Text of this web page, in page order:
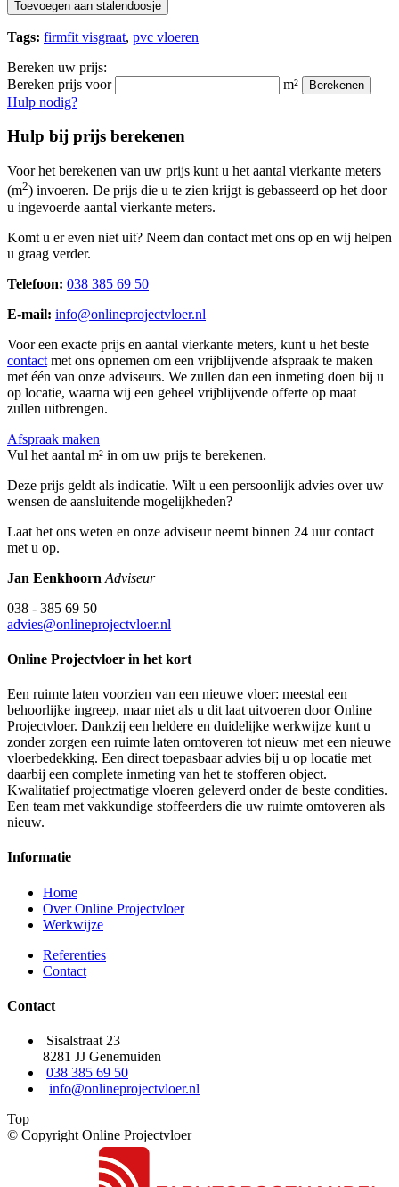
Toevoegen aan stalendoosje
Tags: firmfit visgraat, pvc vloeren
Bereken uw prijs:
Bereken prijs voor
m² Berekenen
Hulp nodig?
Hulp bij prijs berekenen
Voor het berekenen van uw prijs kunt u het aantal vierkante meters
(m2) invoeren. De prijs die u te zien krijgt is gebasseerd op het door
u ingevoerde aantal vierkante meters.
Komt u er even niet uit? Neem dan contact met ons op en wij helpen
u graag verder.
Telefoon: 038 385 69 50
E-mail: info@onlineprojectvloer.nl
Voor een exacte prijs en aantal vierkante meters, kunt u het beste
contact met ons opnemen om een vrijblijvende afspraak te maken
met één van onze adviseurs. We zullen dan een inmeting doen bij u
op locatie, waarna wij een geheel vrijblijvende offerte op maat
zullen uitbrengen.
Afspraak maken
Vul het aantal m² in om uw prijs te berekenen.
Deze prijs geldt als indicatie. Wilt u een persoonlijk advies over uw
wensen de aansluitende mogelijkheden?
Laat het ons weten en onze adviseur neemt binnen 24 uur contact
met u op.
Jan Eenkhoorn Adviseur
038 - 385 69 50
advies@onlineprojectvloer.nl
Online Projectvloer in het kort
Een ruimte laten voorzien van een nieuwe vloer: meestal een
behoorlijke ingreep, maar niet als u dit laat uitvoeren door Online
Projectvloer. Dankzij een heldere en duidelijke werkwijze kunt u
zonder zorgen een ruimte laten omtoveren tot nieuw met een nieuwe
vloerbedekking. Een direct toepasbaar advies bij u op locatie met
daarbij een complete inmeting van het te stofferen object.
Kwalitatief projectmatige vloeren geleverd onder de beste condities.
Een team met vakkundige stoffeerders die uw ruimte omtoveren als
nieuw.
Informatie
Home
Over Online Projectvloer
Werkwijze
Referenties
Contact
Contact
Sisalstraat 23
8281 JJ Genemuiden
038 385 69 50
info@onlineprojectvloer.nl
Top
© Copyright Online Projectvloer